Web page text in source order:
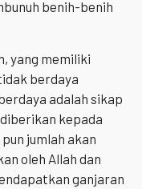
benih-benih
yang memiliki
berdaya
adalah sikap
kepada
jumlah akan
oleh Allah dan
ganjaran